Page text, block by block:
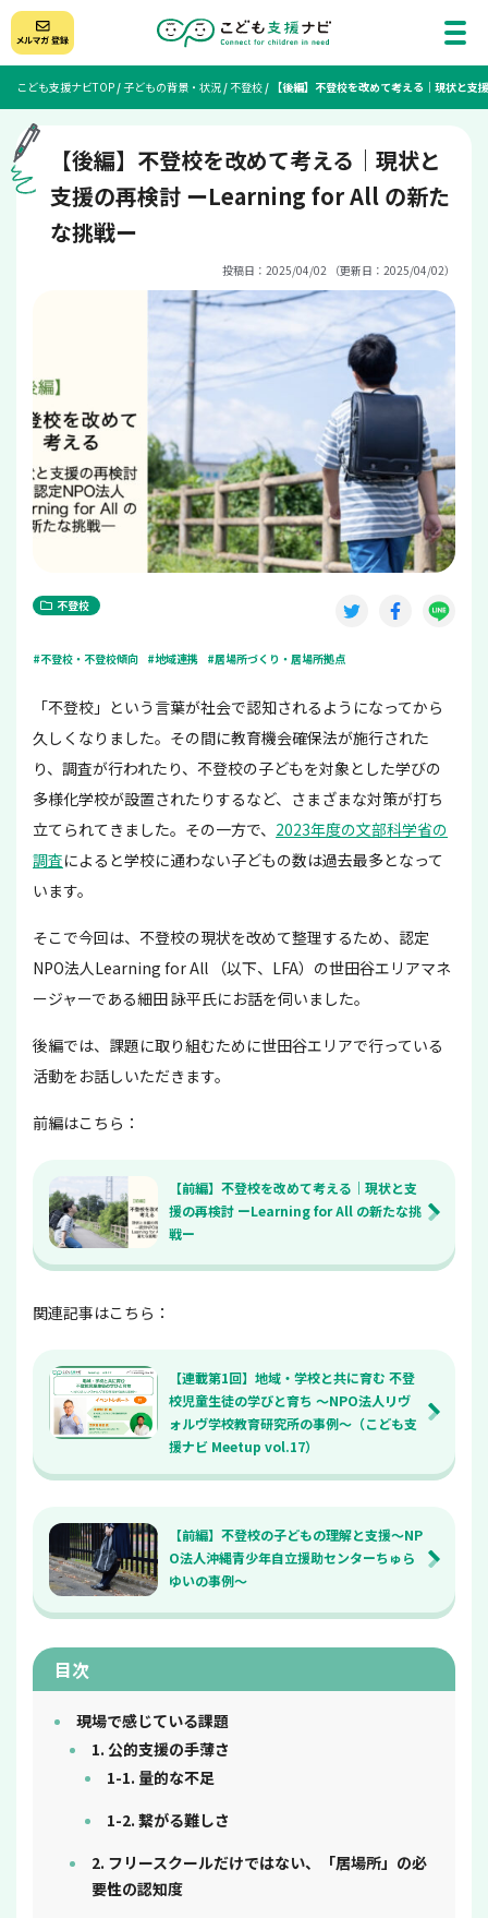
こども支援ナビTOP/子どもの背景・状況/ 不登校/ 【後編】不登校を改めて考える｜現状と
【後編】不登校を改めて考える｜現状と
支援の再検討 ーLearning for All の新た
な挑戦ー
投稿日：2025/04/02 （更新日：2025/04/02）
不登校
#不登校・不登校傾向 #地域連携 #居場所づくり・居場所拠点
「不登校」という言葉が社会で認知されるようになってから
久しくなりました。その間に教育機会確保法が施行された
り、調査が行われたり、不登校の子どもを対象とした学びの
多様化学校が設置されたりするなど、さまざまな対策が打ち
立てられてきました。その一方で、 2023年度の文部科学省の
調査によると学校に通わない子どもの数は過去最多となって
います。
そこで今回は、不登校の現状を改めて整理するため、認定
NPO法人Learning for All （以下、LFA）の世田谷エリアマネ
ージャーである細田 詠平氏にお話を伺いました。
後編では、課題に取り組むために世田谷エリアで行っている
活動をお話しいただきます。
前編はこちら：
【前編】不登校を改めて考える｜現状と支
援の再検討 ーLearning for All の新たな挑
戦ー
関連記事はこちら：
【連載第1回】地域・学校と共に育む 不登
校児童生徒の学びと育ち 〜NPO法人リヴ
ォルヴ学校教育研究所の事例〜（こども支
援ナビ Meetup vol.17）
【前編】不登校の子どもの理解と支援～NP
O法人沖縄青少年自立援助センターちゅら
ゆいの事例～
目次
現場で感じている課題
1. 公的支援の手薄さ
1-1. 量的な不足
1-2. 繋がる難しさ
2. フリースクールだけではない、「居場所」の必
要性の認知度